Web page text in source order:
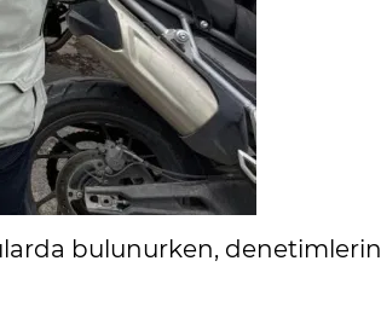
bulunurken, denetimlerin